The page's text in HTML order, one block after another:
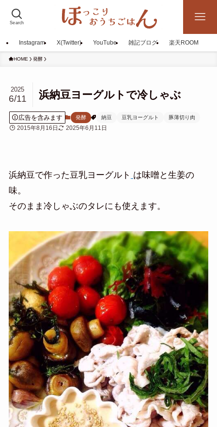
Search
Instagram X(Twitter) YouTube 雑記ブログ 楽天ROOM
HOME 発酵
浜納豆ヨーグルトで冷しゃぶ
2025
6/11
広告を含みます 発酵 納豆 豆乳ヨーグルト 豚薄切り肉
2015年8月16日 2025年6月11日
浜納豆で作った豆乳ヨーグルト は味噌と生姜の
味。
そのまま冷しゃぶのタレにも使えます。